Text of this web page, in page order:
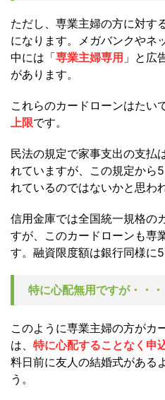
ただし、専業主婦の方に対す
になります。メガバンクやネ
中には「専業主婦専用 」と広
があります。
これらのカードローンはたい
上限です。
民法の規定で家事支出の支払
れていますが、この規定から
れているのではないかと思わ
信用金庫では全国統一規格の
すが、このカードローンも専
す。融資限度額は銀行同様に
特に心配無用ですが・・・
このように専業主婦の方がカ
は、 特に心配することなく申
料日前に友人の結婚式がある
う。